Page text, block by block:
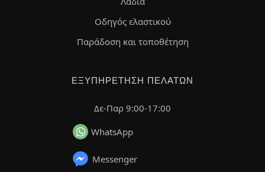
Οδηγός ελαστικού
Παράδοση και τοποθέτηση
ΕΞΥΠΗΡΈΤΗΣΗ ΠΕΛΑΤΏΝ
Δε-Παρ 9:00-17:00
WhatsApp
Messenger